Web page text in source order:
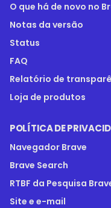
O que há de novo no
Notas da versão
Status
FAQ
Relatório de
Loja de produtos
POLÍTICA DE
Navegador Brave
Brave Search
RTBF da Pesquisa
Site e e-mail